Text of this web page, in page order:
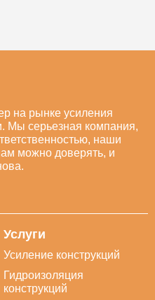
на рынке усиления
Мы серьезная компания,
наши
можно доверять, и
Услуги
Усиление конструкций
Гидроизоляция
конструкций